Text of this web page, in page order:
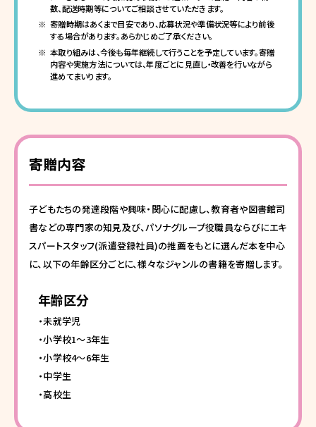
数、配送時期等についてご相談させていただきます。
寄贈時期はあくまで目安であり、応募状況や準備状況等により前後
する場合があります。あらかじめご了承ください。
本取り組みは、今後も毎年継続して行うことを予定しています。寄贈
内容や実施方法については、年度ごとに見直し・改善を行いながら
進めてまいります。
寄贈内容
子どもたちの発達段階や興味・関心に配慮し、教育者や図書館司
書などの専門家の知見及び、パソナグループ役職員ならびにエキ
スパートスタッフ(派遣登録社員)の推薦をもとに選んだ本を中心
に、以下の年齢区分ごとに、様々なジャンルの書籍を寄贈します。
年齢区分
・未就学児
・小学校1～3年生
・小学校4～6年生
・中学生
・高校生